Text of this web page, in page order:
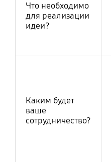
Что необходимо
для реализации
идеи?
Каким будет
ваше
сотрудничество?